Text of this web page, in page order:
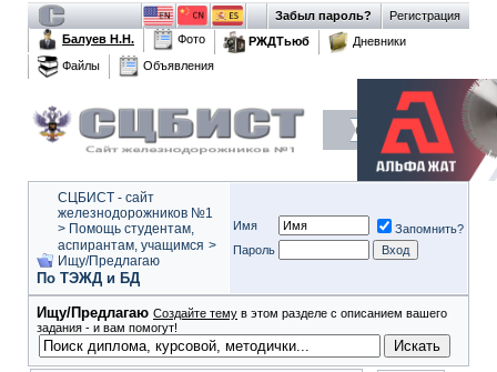
Регистрация
Забыл пароль?
Балуев Н.Н.
Фото РЖДТьюб
Дневники
Файлы
Объявления
СЦБИСТ - сайт
железнодорожников №1
> Помощь студентам,
аспирантам, учащимся >
Ищу/Предлагаю
По ТЭЖД и БД
Имя
Запомнить?
Пароль
Ищу/Предлагаю Создайте тему в этом разделе с описанием вашего
задания - и вам помогут!